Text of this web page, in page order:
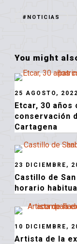
#NOTICIAS
You might
25 AGOSTO, 2022
Etcar, 30 años
conservación
Cartagena
23 DICIEMBRE,
Castillo de
horario
10 DICIEMBRE,
Artista de la